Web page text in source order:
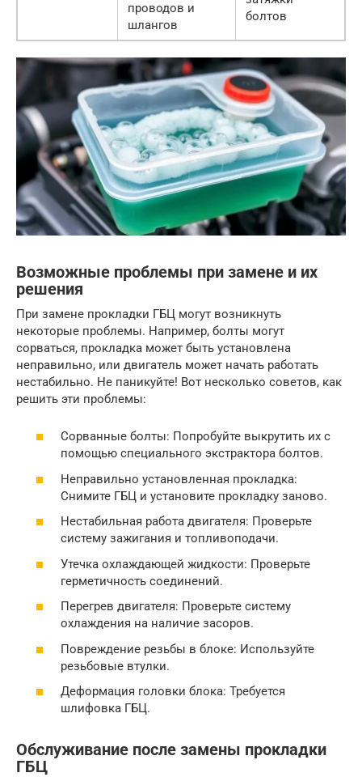
проводов и
шлангов
болтов
Возможные проблемы при замене и их
решения
При замене прокладки ГБЦ могут возникнуть
некоторые проблемы. Например, болты могут
сорваться, прокладка может быть установлена
неправильно, или двигатель может начать работать
нестабильно. Не паникуйте! Вот несколько советов, как
решить эти проблемы:
Сорванные болты: Попробуйте выкрутить их с
помощью специального экстрактора болтов.
Неправильно установленная прокладка:
Снимите ГБЦ и установите прокладку заново.
Нестабильная работа двигателя: Проверьте
систему зажигания и топливоподачи.
Утечка охлаждающей жидкости: Проверьте
герметичность соединений.
Перегрев двигателя: Проверьте систему
охлаждения на наличие засоров.
Повреждение резьбы в блоке: Используйте
резьбовые втулки.
Деформация головки блока: Требуется
шлифовка ГБЦ.
Обслуживание после замены прокладки
ГБЦ